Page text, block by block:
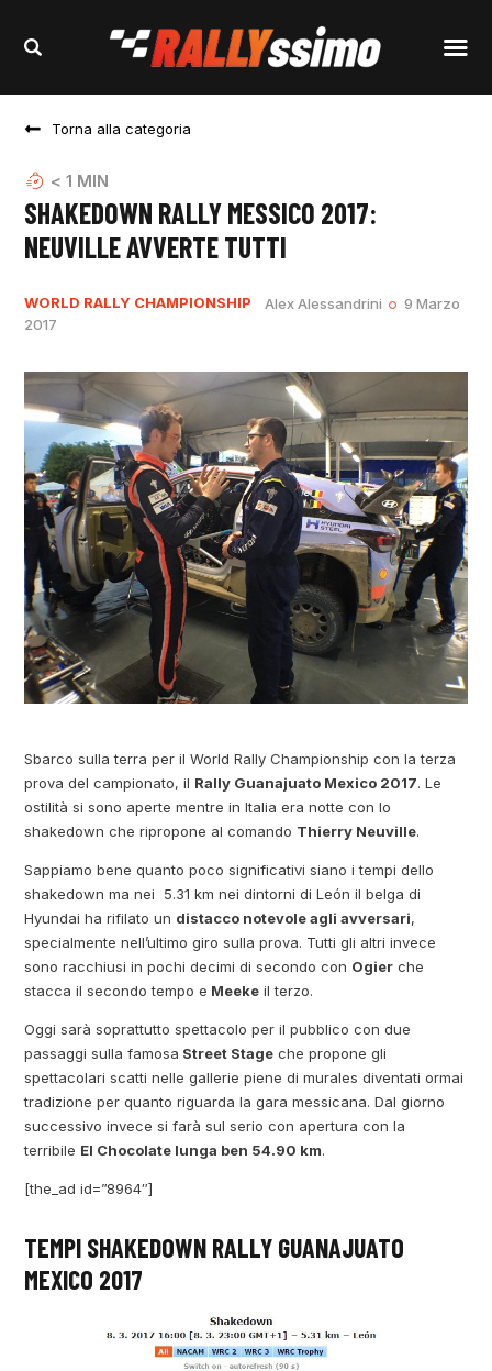
Torna alla categoria
< 1 MIN
SHAKEDOWN RALLY MESSICO 2017:
NEUVILLE AVVERTE TUTTI
WORLD RALLY CHAMPIONSHIP Alex Alessandrini
9 Marzo
2017
Sbarco sulla terra per il World Rally Championship con la terza
prova del campionato, il Rally Guanajuato Mexico 2017. Le
ostilità si sono aperte mentre in Italia era notte con lo
shakedown che ripropone al comando Thierry Neuville.
Sappiamo bene quanto poco significativi siano i tempi dello
shakedown ma nei 5.31 km nei dintorni di León il belga di
Hyundai ha rifilato un distacco notevole agli avversari,
specialmente nell’ultimo giro sulla prova. Tutti gli altri invece
sono racchiusi in pochi decimi di secondo con Ogier che
stacca il secondo tempo e Meeke il terzo.
Oggi sarà soprattutto spettacolo per il pubblico con due
passaggi sulla famosa Street Stage che propone gli
spettacolari scatti nelle gallerie piene di murales diventati ormai
tradizione per quanto riguarda la gara messicana. Dal giorno
successivo invece si farà sul serio con apertura con la
terribile El Chocolate lunga ben 54.90 km.
[the_ad id=”8964″]
TEMPI SHAKEDOWN RALLY GUANAJUATO
MEXICO 2017